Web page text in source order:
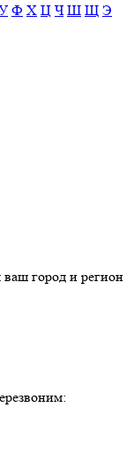
Ф Х Ц Ч Ш Щ Э
город и регион